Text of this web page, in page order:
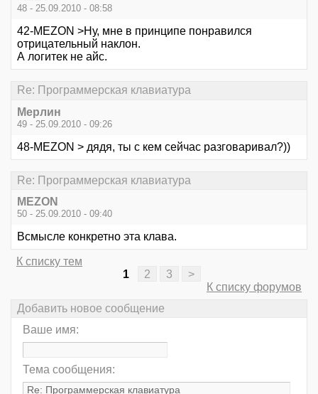
48 - 25.09.2010 - 08:58
42-MEZON >Ну, мне в принципе понравился
отрицательный наклон.
А логитек не айс.
Re: Программерская клавиатура
Мерлин
49 - 25.09.2010 - 09:26
48-MEZON > дядя, ты с кем сейчас разговаривал?))
Re: Программерская клавиатура
MEZON
50 - 25.09.2010 - 09:40
Всмысле конкретно эта клава.
К списку тем
1
2 3
>
К списку форумов
Добавить новое сообщение
Ваше имя:
Тема сообщения: